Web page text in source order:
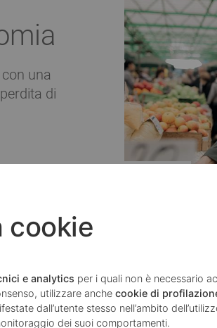
una
di
cookie
e analytics per i quali non è necessario
utilizzare anche cookie di
dall’utente stesso nell’ambito
dei suoi comportamenti.